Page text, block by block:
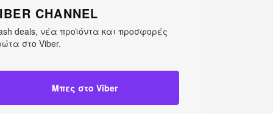
CHANNEL
deals, νέα προϊόντα και προσφορές
στο Viber.
Μπες στο Viber